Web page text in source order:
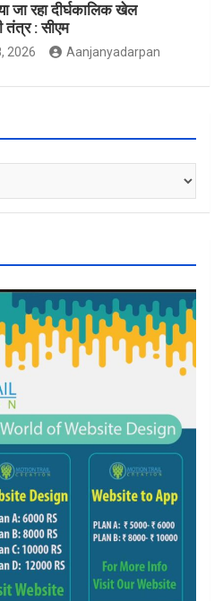
जा रहा दीर्घकालिक खेल
तंत्र : सीएम
2026 Aanjanyadarpan